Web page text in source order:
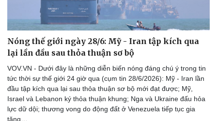
Du lịch
Tư vấn
Săn Tour
Podcast
Câu chuyện thời sự
Đọc truyện đêm khuya
Nóng thế giới ngày 28/6: Mỹ - Iran tập kích qua
lại lần đầu sau thỏa thuận sơ bộ
VOV.VN - Dưới đây là những diễn biến nóng đáng chú ý trong tin
tức thời sự thế giới 24 giờ qua (cụm tin 28/6/2026): Mỹ - Iran lần
đầu tập kích qua lại sau thỏa thuận sơ bộ mới đạt được; Mỹ,
Israel và Lebanon ký thỏa thuận khung; Nga và Ukraine đấu hỏa
lực dữ dội; thương vong do động đất ở Venezuela tiếp tục gia
tăng…